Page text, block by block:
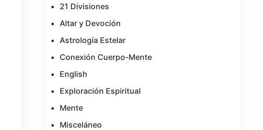
21 Divisiones
Altar y Devoción
Astrología Estelar
Conexión Cuerpo-Mente
English
Exploración Espiritual
Mente
Misceláneo